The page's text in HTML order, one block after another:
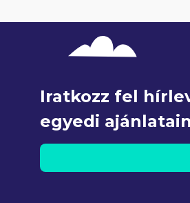
Iratkozz fel
egyedi